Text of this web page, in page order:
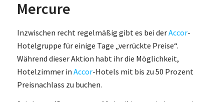
Mercure
Inzwischen recht regelmäßig gibt es bei derAccor-
Hotelgruppe für einige Tage „verrückte Preise“.
Während dieser Aktion habt ihr die Möglichkeit,
Hotelzimmer in Accor-Hotels mit bis zu 50 Prozent
Preisnachlass zu buchen.